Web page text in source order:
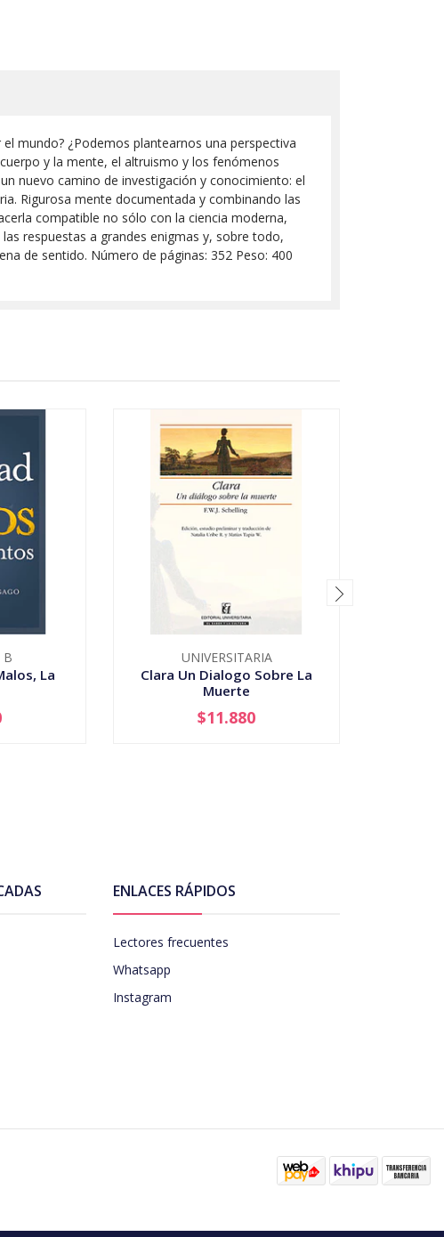
mundo? ¿Podemos plantearnos una perspectiva
y la mente, el altruismo y los fenómenos
nuevo camino de investigación y conocimiento: el
Rigurosa mente documentada y combinando las
compatible no sólo con la ciencia moderna,
respuestas a grandes enigmas y, sobre todo,
de sentido. Número de páginas: 352 Peso: 400
B
La
UNIVERSITARIA
Clara Un Dialogo Sobre La
Muerte
+
$11.880
ENLACES RÁPIDOS
Lectores frecuentes
Whatsapp
Instagram